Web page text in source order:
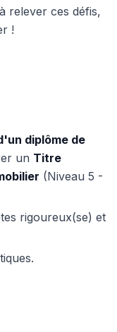
relever ces défis,
!
diplôme de
un Titre
(Niveau 5 -
rigoureux(se) et